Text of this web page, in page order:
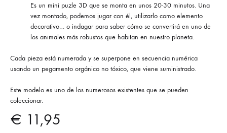
Es un mini puzle 3D que se monta en unos 20-30 minutos. Una
vez montado, podemos jugar con él, utilizarlo como elemento
decorativo… o indagar para saber cómo se convertirá en uno de
los animales más robustos que habitan en nuestro planeta.
Cada pieza está numerada y se superpone en secuencia numérica
usando un pegamento orgánico no tóxico, que viene suministrado.
Este modelo es uno de los numerosos existentes que se pueden
coleccionar.
€ 11,95